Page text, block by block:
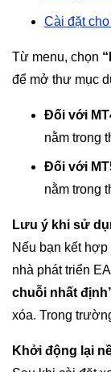
Cài đặt
Từ menu, chọn
để mở thư mục
Đối với
nằm trong
Đối với
nằm trong
Lưu ý khi sử
Nếu bạn kết
nhà phát triển
chuỗi nhất
xóa. Trong
Khởi động lại